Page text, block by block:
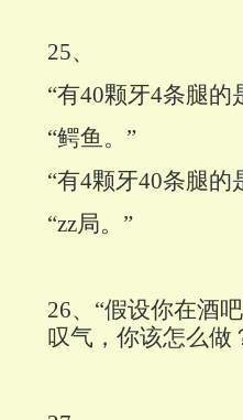
25、
“有40颗牙4条腿的
“鳄鱼。”
“有4颗牙40条腿的
“zz局。”
26、“假设你在酒
叹气，你该怎么做